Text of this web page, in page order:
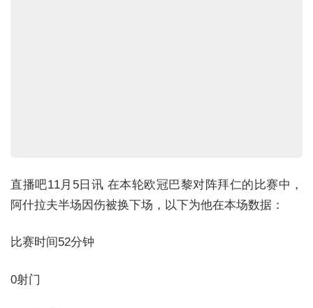
直播吧11月5日讯 在本轮欧冠巴黎对阵拜仁的比赛中，
阿什拉夫半场因伤被换下场，以下为他在本场数据：
比赛时间52分钟
0射门